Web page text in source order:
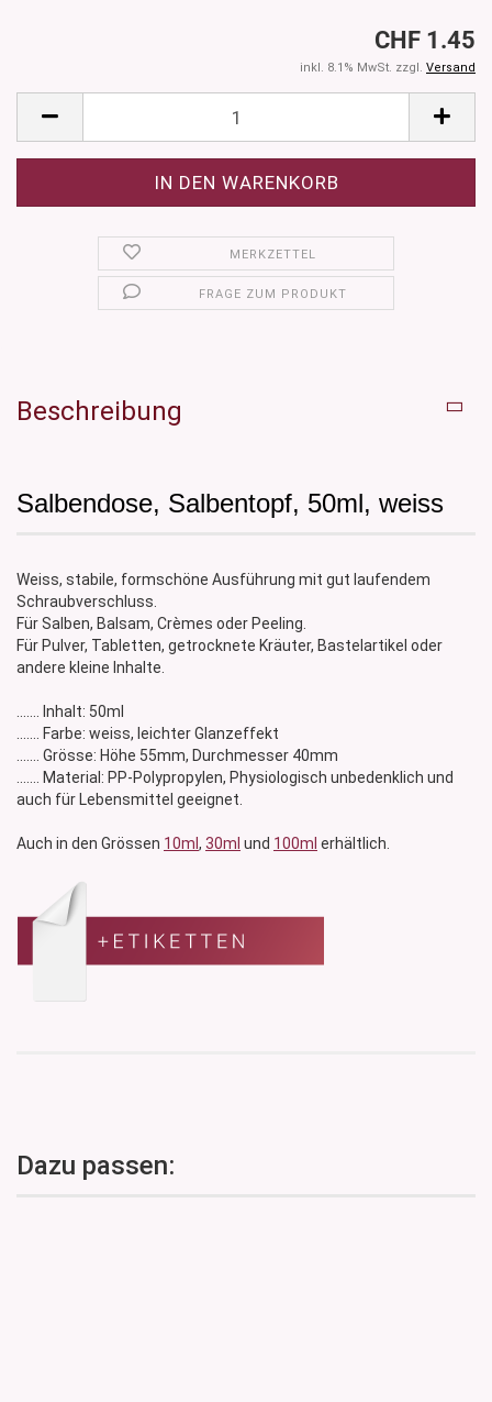
CHF 1.45
inkl. 8.1% MwSt. zzgl. Versand
MERKZETTEL
FRAGE ZUM PRODUKT
Beschreibung
Salbendose, Salbentopf, 50ml, weiss
Weiss, stabile, formschöne Ausführung mit gut laufendem
Schraubverschluss.
Für Salben, Balsam, Crèmes oder Peeling.
Für Pulver, Tabletten, getrocknete Kräuter, Bastelartikel oder
andere kleine Inhalte.
....... Inhalt: 50ml
....... Farbe: weiss, leichter Glanzeffekt
....... Grösse: Höhe 55mm, Durchmesser 40mm
....... Material: PP-Polypropylen, Physiologisch unbedenklich und
auch für Lebensmittel geeignet.
Auch in den Grössen 10ml , 30ml und 100ml erhältlich.
Dazu passen: